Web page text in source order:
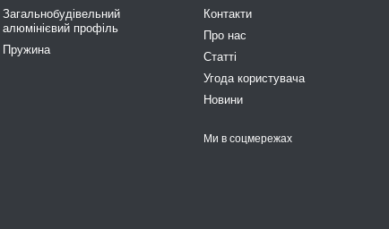
Загальнобудівельний
алюмінієвий профіль
Пружина
Контакти
Про нас
Статті
Угода користувача
Новини
Ми в соцмережах